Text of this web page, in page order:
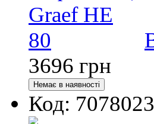
3696 грн
Код: 7078023